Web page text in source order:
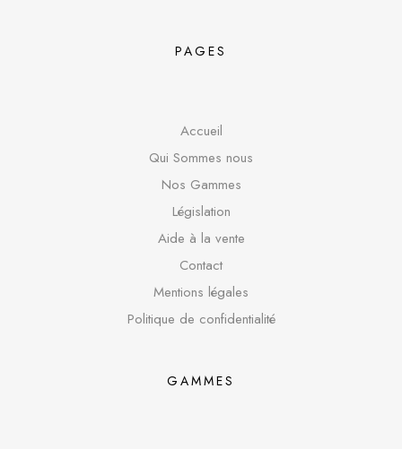
PAGES
Accueil
Qui Sommes nous
Nos Gammes
Législation
Aide à la vente
Contact
Mentions légales
Politique de confidentialité
GAMMES